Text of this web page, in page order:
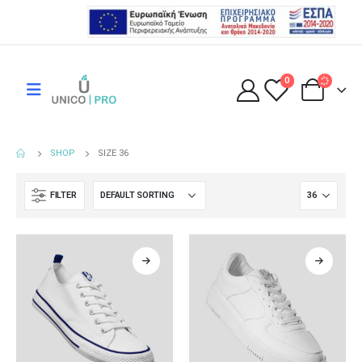
0
SHOP SIZE 36
FILTER